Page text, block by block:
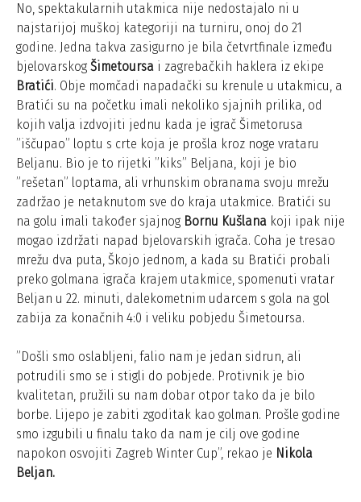
No, spektakularnih utakmica nije nedostajalo ni u
najstarijoj muškoj kategoriji na turniru, onoj do 21
godine. Jedna takva zasigurno je bila četvrtfinale između
bjelovarskog Šimetoursa i zagrebačkih haklera iz ekipe
Bratići. Obje momčadi napadački su krenule u utakmicu, a
Bratići su na početku imali nekoliko sjajnih prilika, od
kojih valja izdvojiti jednu kada je igrač Šimetorusa
”iščupao” loptu s crte koja je prošla kroz noge vrataru
Beljanu. Bio je to rijetki ”kiks” Beljana, koji je bio
”rešetan” loptama, ali vrhunskim obranama svoju mrežu
zadržao je netaknutom sve do kraja utakmice. Bratići su
na golu imali također sjajnog Bornu Kušlana koji ipak nije
mogao izdržati napad bjelovarskih igrača. Coha je tresao
mrežu dva puta, Škojo jednom, a kada su Bratići probali
preko golmana igrača krajem utakmice, spomenuti vratar
Beljan u 22. minuti, dalekometnim udarcem s gola na gol
zabija za konačnih 4:0 i veliku pobjedu Šimetoursa.
”Došli smo oslabljeni, falio nam je jedan sidrun, ali
potrudili smo se i stigli do pobjede. Protivnik je bio
kvalitetan, pružili su nam dobar otpor tako da je bilo
borbe. Lijepo je zabiti zgoditak kao golman. Prošle godine
smo izgubili u finalu tako da nam je cilj ove godine
napokon osvojiti Zagreb Winter Cup”, rekao je Nikola
Beljan.